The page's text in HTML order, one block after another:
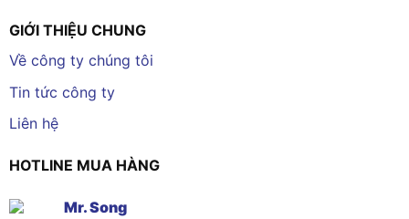
GIỚI THIỆU CHUNG
Về công ty chúng tôi
Tin tức công ty
Liên hệ
HOTLINE MUA HÀNG
Mr. Song